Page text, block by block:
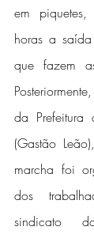
em
horas a
que fazem
da
(Gastão
marcha foi
dos
sindicato